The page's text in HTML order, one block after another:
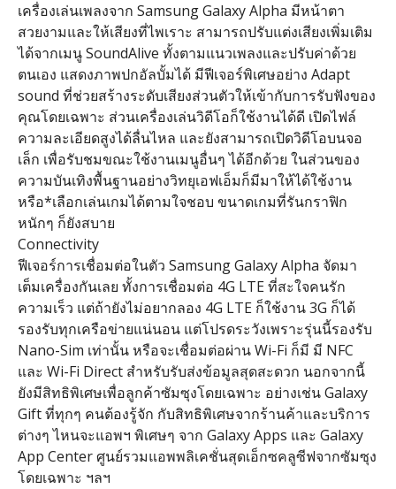
เครื่องเล่นเพลงจาก Samsung Galaxy Alpha มีหน้าตา
สวยงามและให้เสียงที่ไพเราะ สามารถปรับแต่งเสียงเพิ่มเติม
ได้จากเมนู SoundAlive ทั้งตามแนวเพลงและปรับค่าด้วย
ตนเอง แสดงภาพปกอัลบั้มได้ มีฟีเจอร์พิเศษอย่าง Adapt
sound ที่ช่วยสร้างระดับเสียงส่วนตัวให้เข้ากับการรับฟังของ
คุณโดยเฉพาะ ส่วนเครื่องเล่นวิดีโอก็ใช้งานได้ดี เปิดไฟล์
ความละเอียดสูงได้ลื่นไหล และยังสามารถเปิดวิดีโอบนจอ
เล็ก เพื่อรับชมขณะใช้งานเมนูอื่นๆ ได้อีกด้วย ในส่วนของ
ความบันเทิงพื้นฐานอย่างวิทยุเอฟเอ็มก็มีมาให้ได้ใช้งาน
หรือ*เลือกเล่นเกมได้ตามใจชอบ ขนาดเกมที่รันกราฟิก
หนักๆ ก็ยังสบาย
Connectivity
ฟีเจอร์การเชื่อมต่อในตัว Samsung Galaxy Alpha จัดมา
เต็มเครื่องกันเลย ทั้งการเชื่อมต่อ 4G LTE ที่สะใจคนรัก
ความเร็ว แต่ถ้ายังไม่อยากลอง 4G LTE ก็ใช้งาน 3G ก็ได้
รองรับทุกเครือข่ายแน่นอน แต่โปรดระวังเพราะรุ่นนี้รองรับ
Nano-Sim เท่านั้น หรือจะเชื่อมต่อผ่าน Wi-Fi ก็มี มี NFC
และ Wi-Fi Direct สำหรับรับส่งข้อมูลสุดสะดวก นอกจากนี้
ยังมีสิทธิพิเศษเพื่อลูกค้าซัมซุงโดยเฉพาะ อย่างเช่น Galaxy
Gift ที่ทุกๆ คนต้องรู้จัก กับสิทธิพิเศษจากร้านค้าและบริการ
ต่างๆ ไหนจะแอพฯ พิเศษๆ จาก Galaxy Apps และ Galaxy
App Center ศูนย์รวมแอพพลิเคชั่นสุดเอ็กซคลูซีฟจากซัมซุง
โดยเฉพาะ ฯลฯ